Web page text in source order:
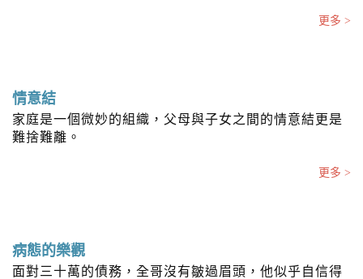
更多 >
情意結
家庭是一個微妙的組織，父母與子女之間的情意結更是
難捨難離。
更多 >
病態的樂觀
面對三十萬的債務，全哥沒有皺過眉頭，他似乎自信得